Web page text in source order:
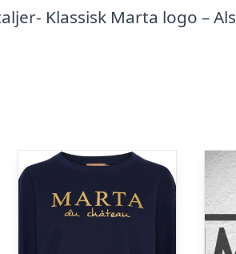
Klassisk Marta logo – Als